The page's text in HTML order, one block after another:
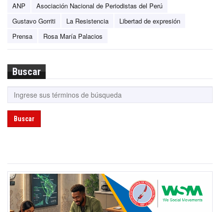
ANP
Asociación Nacional de Periodistas del Perú
Gustavo Gorriti
La Resistencia
Libertad de expresión
Prensa
Rosa María Palacios
Buscar
Buscar